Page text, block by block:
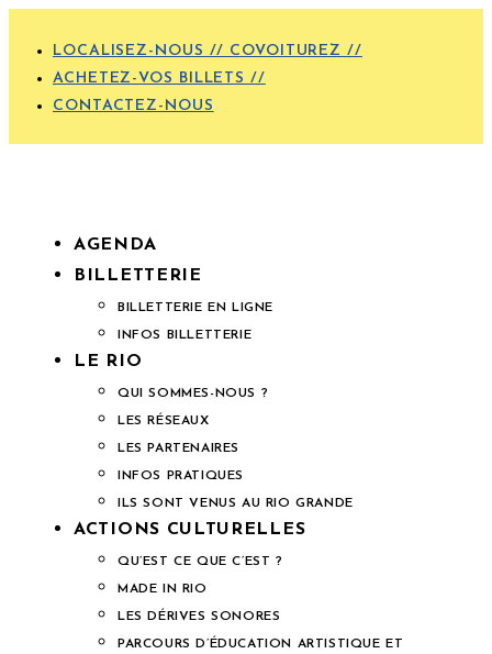
LOCALISEZ-NOUS // COVOITUREZ //
ACHETEZ-VOS BILLETS //
CONTACTEZ-NOUS
AGENDA
BILLETTERIE
BILLETTERIE EN LIGNE
INFOS BILLETTERIE
LE RIO
QUI SOMMES-NOUS ?
LES RÉSEAUX
LES PARTENAIRES
INFOS PRATIQUES
ILS SONT VENUS AU RIO GRANDE
ACTIONS CULTURELLES
QU’EST CE QUE C’EST ?
MADE IN RIO
LES DÉRIVES SONORES
PARCOURS D’ÉDUCATION ARTISTIQUE ET